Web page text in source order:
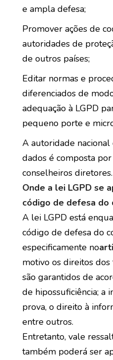
e ampla defesa;
Promover ações de
autoridades de
de outros países;
Editar normas e
diferenciados de
adequação à LGPD
pequeno porte e
A autoridade
dados é composta
conselheiros diretores.
Onde a lei LGPD se
código de defesa do
A lei LGPD está
código de defesa do
especificamente no
motivo os direitos
são garantidos de
de hipossuficiência; a
prova, o direito à
entre outros.
Entretanto, vale
também poderá ser